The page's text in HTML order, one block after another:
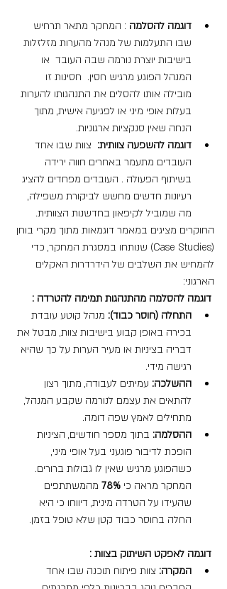
דוגמה להסלמה : המחקר מתאר תרחיש
שבו התעלמות של מנהל מהערות מזלזלות
בישיבות יוצרת נורמה שבה העובד  או
המנהל הפוגע מרגיש חסין.  חסינות זו
מובילה אותו להסלים את התנהגותו להערות
בעלות אופי מיני או לפגיעה אישית, מתוך
הנחה שאין סנקציות ארגוניות.
דוגמה להשפעה צוותית: צוות שבו אחד
העובדים מתעמר באחרים חווה ירידה
בשיתוף הפעולה . העובדים מפחדים להציג
רעיונות חדשים מחשש לביקורת משפילה,
מה שמוביל לקיפאון בחדשנות הצוותית.
החוקרים מציגים במאמר דוגמאות מתוך מקרי בוחן
(Case Studies) שנותחו במסגרת המחקר, כדי
להמחיש את השלבים של הידרדרות האקלים
הארגוני:
התחלה (חוסר כבוד): מנהל קוטע עובדת
בכירה באופן קבוע בישיבות צוות, מבטל את
דבריה בציניות או מעיר הערות על כך שהיא
רגישה מידי.
ההשלכה: עמיתים לעבודה, מתוך רצון
להתאים את עצמם לנורמה שקבע המנהל,
מתחילים לאמץ שפה דומה.
ההסלמה: בתוך מספר חודשים, הציניות
הופכת לדיבור פוגעני בעל אופי מיני,
כשהפוגע מרגיש שאין לו גבולות ברורים.
המחקר מראה כי 78% מהמשתתפים
שהעידו על הטרדה מינית, דיווחו כי היא
החלה בחוסר כבוד קטן שלא טופל בזמן.
המקרה: צוות פיתוח תוכנה שבו אחד